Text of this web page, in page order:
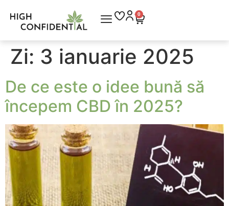
0
Zi: 3 ianuarie 2025
De ce este o idee bună să
începem CBD în 2025?